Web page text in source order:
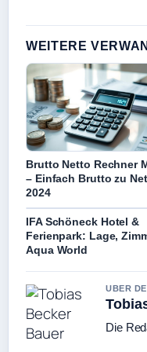
WEITERE
Brutto Netto Rechner
– Einfach Brutto zu
2024
IFA Schöneck Hotel &
Ferienpark: Lage,
Aqua World
UBER
Die